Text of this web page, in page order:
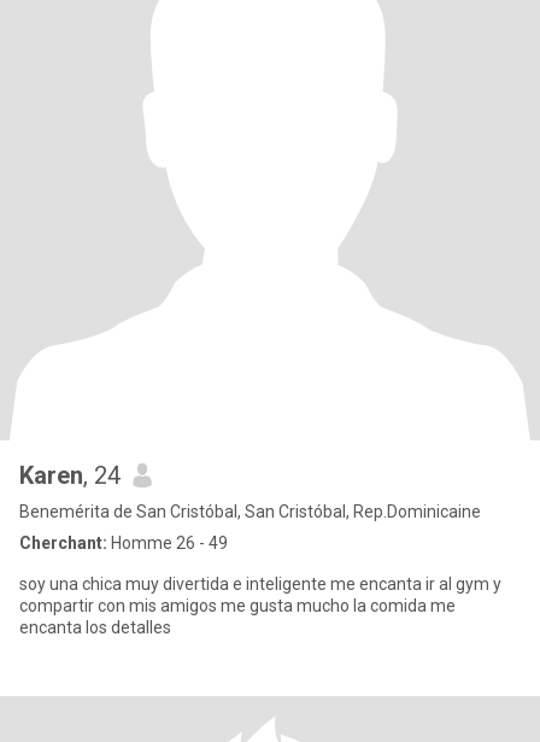
Karen, 24
Benemérita de San Cristóbal, San Cristóbal, Rep.Dominicaine
Cherchant: Homme 26 - 49
soy una chica muy divertida e inteligente me encanta ir al gym y
compartir con mis amigos me gusta mucho la comida me
encanta los detalles